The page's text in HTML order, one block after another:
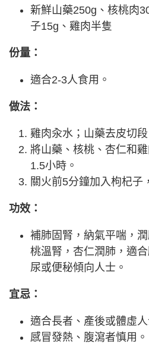
新鮮山藥250g、核桃肉
子15g、雞肉半隻
份量：
適合2-3人食用。
做法：
雞肉汆水；山藥去皮切段
將山藥、核桃、杏仁和
1.5小時。
關火前5分鐘加入枸杞子
功效：
補肺固腎，納氣平喘，
桃溫腎，杏仁潤肺，適
尿或便秘傾向人士。
宜忌：
適合長者、產後或體虛人
感冒發熱、腹瀉者慎用。